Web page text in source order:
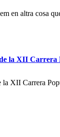
en altra cosa
la XII
XII Carrera